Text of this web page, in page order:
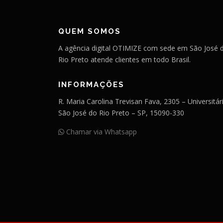
QUEM SOMOS
A agência digital OTIMIZE com sede em São José
Rio Preto atende clientes em todo Brasil.
INFORMAÇÕES
R. Maria Carolina Trevisan Fava, 2305 –
São José do Rio Preto – SP, 15090-330
Chamar via Whatsapp